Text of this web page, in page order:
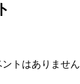
トはありません